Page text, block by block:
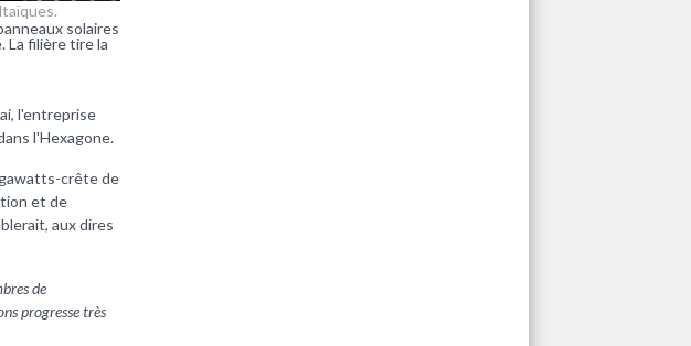
solaires
La filière tire la
l'entreprise
l'Hexagone.
crête de
et de
aux dires
de
progresse très